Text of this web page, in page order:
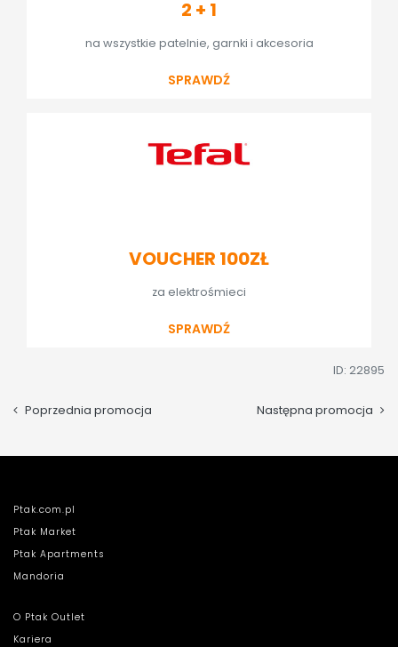
2 + 1
na wszystkie patelnie, garnki i akcesoria
SPRAWDŹ
VOUCHER 100ZŁ
za elektrośmieci
SPRAWDŹ
ID: 22895
Poprzednia promocja Następna promocja
Ptak.com.pl
Ptak Market
Ptak Apartments
Mandoria
O Ptak Outlet
Kariera